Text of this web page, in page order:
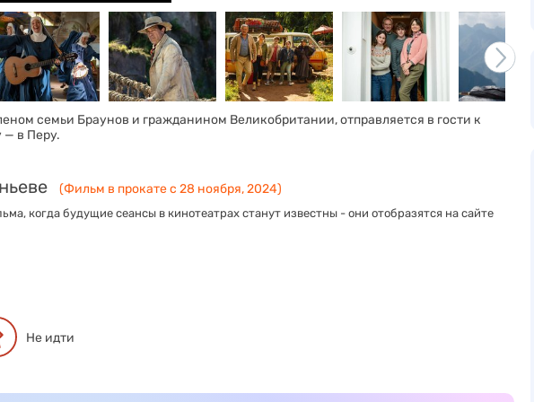
семьи Браунов и гражданином Великобритании, отправляется в гости к
— в Перу.
(Фильм в прокате с 28 ноября, 2024)
когда будущие сеансы в кинотеатрах станут известны - они отобразятся на сайте
Не идти